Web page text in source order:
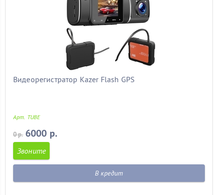
Видеорегистратор Kazer Flash GPS
Арт. TUBE
0 р. 6000 р.
Звоните
В кредит